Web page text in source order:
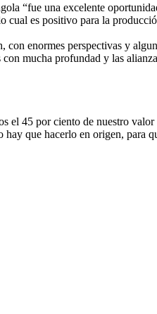
“fue una excelente
cual es positivo para la
enormes perspectivas y
mucha profundad y las
45 por ciento de nuestro
que hacerlo en origen, para